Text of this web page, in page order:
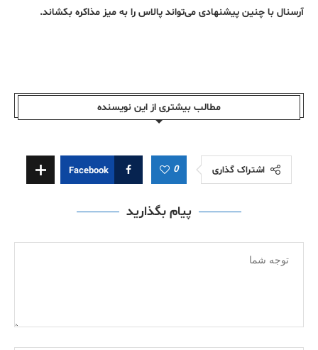
آرسنال با چنین پیشنهادی می‌تواند پالاس را به میز مذاکره بکشاند.
مطالب بیشتری از این نویسندە
اشتراک گذاری 0
Facebook
پیام بگذارید